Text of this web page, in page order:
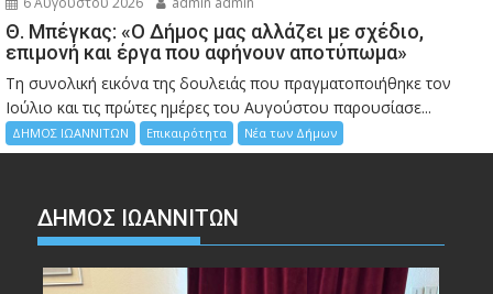
Θ. Μπέγκας: «Ο Δήμος μας αλλάζει με σχέδιο,
επιμονή και έργα που αφήνουν αποτύπωμα»
Τη συνολική εικόνα της δουλειάς που πραγματοποιήθηκε τον
Ιούλιο και τις πρώτες ημέρες του Αυγούστου παρουσίασε...
ΔΗΜΟΣ ΙΩΑΝΝΙΤΩΝ Επικαιρότητα Νέα των Δήμων
ΔΗΜΟΣ ΙΩΑΝΝΙΤΩΝ